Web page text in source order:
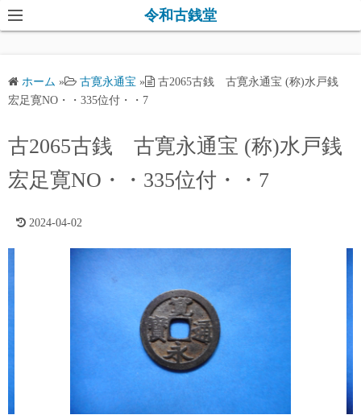
コ
ン
ツ
ッ
令和古銭堂
ホーム » 古寛永通宝 »
古2065古銭 古寛永通宝 (称)水戸銭
宏足寛NO・・335位付・・7
古2065古銭 古寛永通宝 (称)水戸銭
宏足寛NO・・335位付・・7
2024-04-02